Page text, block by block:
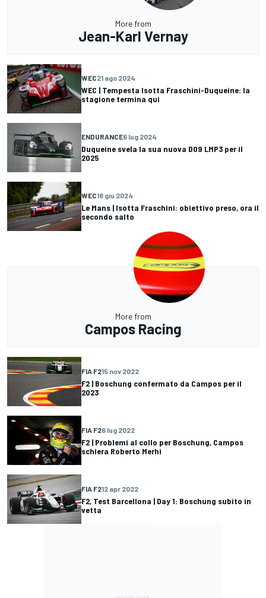
More from
Jean-Karl Vernay
WEC21 ago 2024
WEC | Tempesta Isotta Fraschini-Duqueine: la
stagione termina qui
ENDURANCE6 lug 2024
Duqueine svela la sua nuova D09 LMP3 per il
2025
WEC18 giu 2024
Le Mans | Isotta Fraschini: obiettivo preso, ora il
secondo salto
More from
Campos Racing
FIA F215 nov 2022
F2 | Boschung confermato da Campos per il
2023
FIA F26 lug 2022
F2 | Problemi al collo per Boschung, Campos
schiera Roberto Merhi
FIA F212 apr 2022
F2, Test Barcellona | Day 1: Boschung subito in
vetta